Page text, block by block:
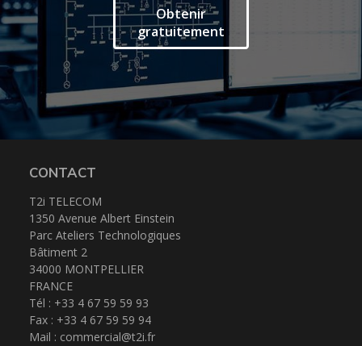
Obtenir
gratuitement
CONTACT
T2i TELECOM
1350 Avenue Albert Einstein
Parc Ateliers Technologiques
Bâtiment 2
34000 MONTPELLIER
FRANCE
Tél : +33 4 67 59 59 93
Fax : +33 4 67 59 59 94
Mail : commercial@t2i.fr
Espace client